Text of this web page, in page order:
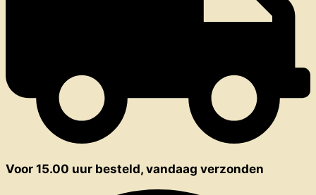
Voor 15.00 uur besteld, vandaag verzonden